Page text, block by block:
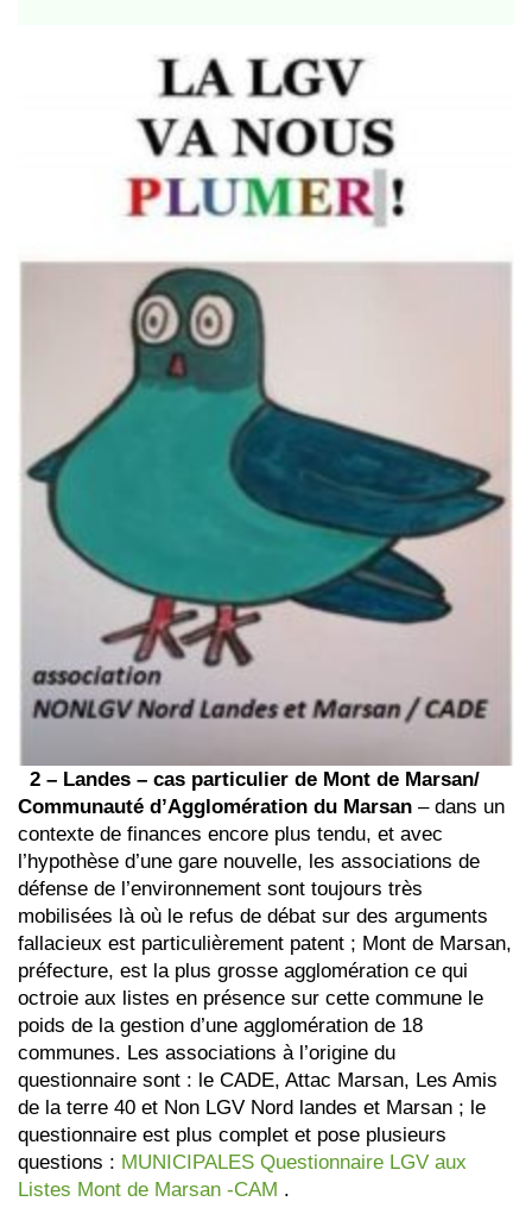
2 – Landes – cas particulier de Mont de Marsan/
Communauté d’Agglomération du Marsan – dans un
contexte de finances encore plus tendu, et avec
l’hypothèse d’une gare nouvelle, les associations de
défense de l’environnement sont toujours très
mobilisées là où le refus de débat sur des arguments
fallacieux est particulièrement patent ; Mont de Marsan,
préfecture, est la plus grosse agglomération ce qui
octroie aux listes en présence sur cette commune le
poids de la gestion d’une agglomération de 18
communes. Les associations à l’origine du
questionnaire sont : le CADE, Attac Marsan, Les Amis
de la terre 40 et Non LGV Nord landes et Marsan ; le
questionnaire est plus complet et pose plusieurs
questions : MUNICIPALES Questionnaire LGV aux
Listes Mont de Marsan -CAM .